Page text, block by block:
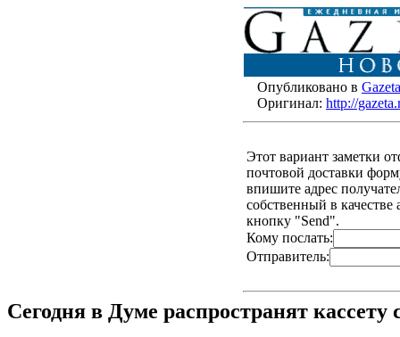
Опубликовано в
Оригинал: http://
Этот вариант заметки
почтовой доставки
впишите адрес
собственный в качестве
кнопку "Send".
Кому послать:
Отправитель:
Сегодня в Думе распространят